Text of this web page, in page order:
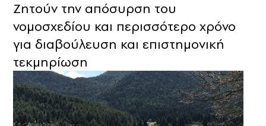
Ζητούν την απόσυρση του
νομοσχεδίου και περισσότερο χρόνο
για διαβούλευση και επιστημονική
τεκμηρίωση